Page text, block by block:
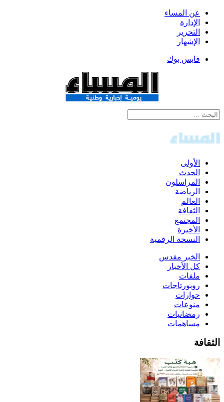
عن المساء
الإدارة
التحرير
الإشهار
فايس بوك
الأولى
الحدث
المراسلون
الرياضة
العالم
الثقافة
المجتمع
الأخيرة
النسخة الرقمية
الخبر مقدس
كل الأخبار
ملفات
روبورتاجات
حوارات
منوعات
رمضانيات
مساهمات
الثقافة